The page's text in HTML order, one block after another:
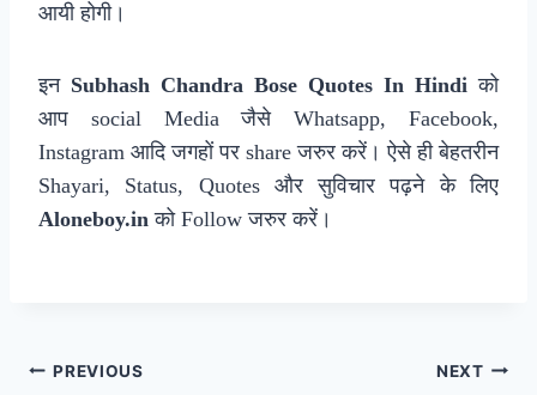
आयी होगी।
इन Subhash Chandra Bose Quotes In Hindi को
आप social Media जैसे Whatsapp, Facebook,
Instagram आदि जगहों पर share जरुर करें। ऐसे ही बेहतरीन
Shayari, Status, Quotes और सुविचार पढ़ने के लिए
Aloneboy.in को Follow जरुर करें।
Post
PREVIOUS NEXT